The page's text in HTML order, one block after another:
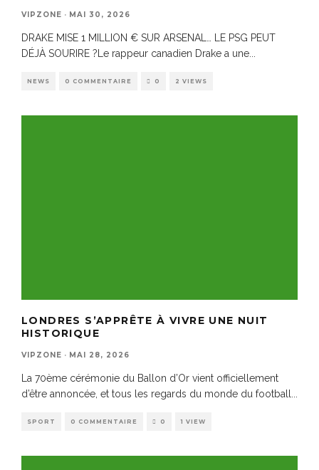
VIPZONE · MAI 30, 2026
DRAKE MISE 1 MILLION € SUR ARSENAL… LE PSG PEUT
DÉJÀ SOURIRE ?Le rappeur canadien Drake a une
NEWS 0 COMMENTAIRE 0 2 VIEWS
LONDRES S’APPRÊTE À VIVRE UNE NUIT
HISTORIQUE
VIPZONE · MAI 28, 2026
La 70ème cérémonie du Ballon d’Or vient officiellement
d’être annoncée, et tous les regards du monde du football
SPORT 0 COMMENTAIRE 0 1 VIEW